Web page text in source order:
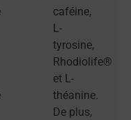
caféine,
L-
tyrosine,
Rhodiolife®
et L-
théanine.
De plus,